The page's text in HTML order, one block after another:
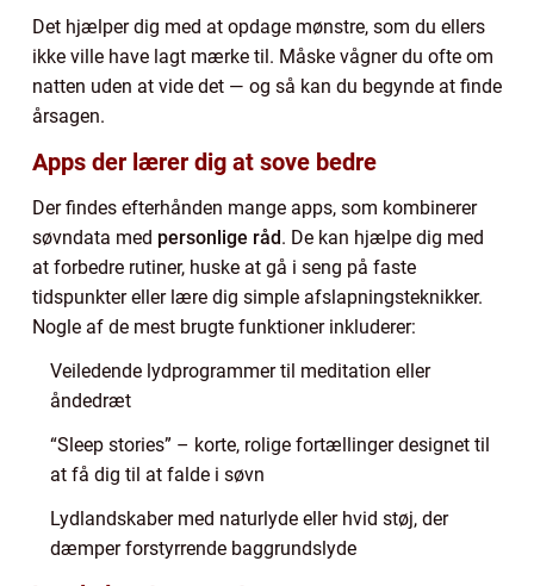
Det hjælper dig med at opdage mønstre, som du ellers
ikke ville have lagt mærke til. Måske vågner du ofte om
natten uden at vide det — og så kan du begynde at finde
årsagen.
Apps der lærer dig at sove bedre
Der findes efterhånden mange apps, som kombinerer
søvndata med personlige råd. De kan hjælpe dig med
at forbedre rutiner, huske at gå i seng på faste
tidspunkter eller lære dig simple afslapningsteknikker.
Nogle af de mest brugte funktioner inkluderer:
Veiledende lydprogrammer til meditation eller
åndedræt
“Sleep stories” – korte, rolige fortællinger designet til
at få dig til at falde i søvn
Lydlandskaber med naturlyde eller hvid støj, der
dæmper forstyrrende baggrundslyde